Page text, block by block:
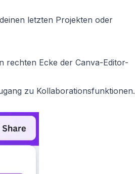
letzten Projekten oder
rechten Ecke der Canva-Editor-
zu Kollaborationsfunktionen.